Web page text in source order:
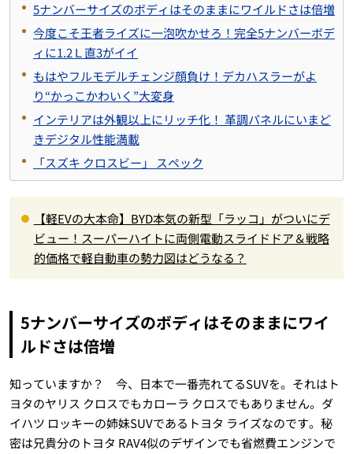
5ナンバーサイズのボディはそのままにワイルドさは倍増
今度こそ王者ライズに一泡吹かせろ！完全5ナンバーボデ
ィに1.2Ｌ直3がイイ
もはやフルモデルチェンジ顔負け！デカハスラーがよ
り“かっこかわいく”大変身
インテリアは外観以上にリッチ化！ 革調パネルにいまど
きデジタル性能満載
「スズキ クロスビー」 スペック
【軽EVの大本命】BYD本気の新型「ラッコ」がついにデ
ビュー！スーパーハイトに両側電動スライドドア＆戦略
的価格で軽自動車の勢力図はどうなる？
5ナンバーサイズのボディはそのままにワイ
ルドさは倍増
知っていますか？ 今、日本で一番売れてるSUVを。それはト
ヨタのヤリス クロスでもカローラ クロスでもありません。ダ
イハツ ロッキーの姉妹SUVであるトヨタ ライズなのです。秘
密は兄貴分のトヨタ RAV4似のデザインでも省燃費エンジンで